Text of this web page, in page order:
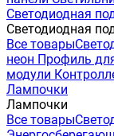
Светодиодная
Светодиодная
Все товары
неон Профиль
модули
Лампочки
Лампочки
Все товары